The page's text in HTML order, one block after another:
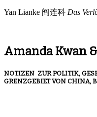
Yan Lianke 阎连科 Das
Amanda Kwan
NOTIZEN ZUR POLITIK,
GRENZGEBIET VON CHINA,